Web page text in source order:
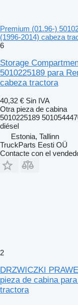
Premium (01.96-)
(1996-2014) cabeza
6
Storage
5010225189 para
cabeza tractora
40,32 € Sin IVA
Otra pieza de cabina
5010225189
diésel
Estonia, Tallinn
TruckParts Eesti OÜ
Contacte con el
2
DRZWICZKI
pieza de cabina
tractora